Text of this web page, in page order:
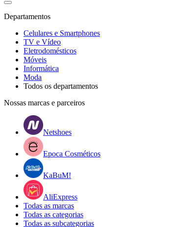
Departamentos
Celulares e Smartphones
TV e Vídeo
Eletrodomésticos
Móveis
Informática
Moda
Todos os departamentos
Nossas marcas e parceiros
Netshoes
Epoca Cosméticos
KaBuM!
AliExpress
Todas as marcas
Todas as categorias
Todas as subcategorias